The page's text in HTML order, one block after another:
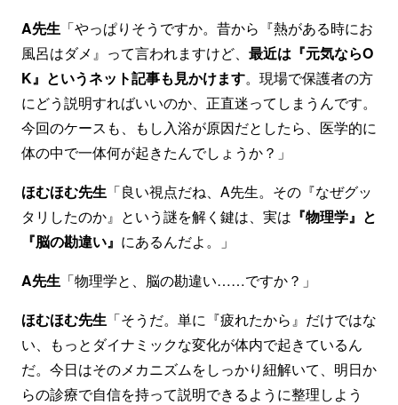
A先生 「やっぱりそうですか。昔から『熱がある時にお
風呂はダメ』って言われますけど、 最近は『元気ならO
K』というネット記事も見かけます。現場で保護者の方
にどう説明すればいいのか、正直迷ってしまうんです。
今回のケースも、もし入浴が原因だとしたら、医学的に
体の中で一体何が起きたんでしょうか？」
ほむほむ先生 「良い視点だね、A先生。その『なぜグッ
タリしたのか』という謎を解く鍵は、実は 『物理学』と
『脳の勘違い』 にあるんだよ。」
A先生 「物理学と、脳の勘違い……ですか？」
ほむほむ先生 「そうだ。単に『疲れたから』だけではな
い、もっとダイナミックな変化が体内で起きているん
だ。今日はそのメカニズムをしっかり紐解いて、明日か
らの診療で自信を持って説明できるように整理しよう